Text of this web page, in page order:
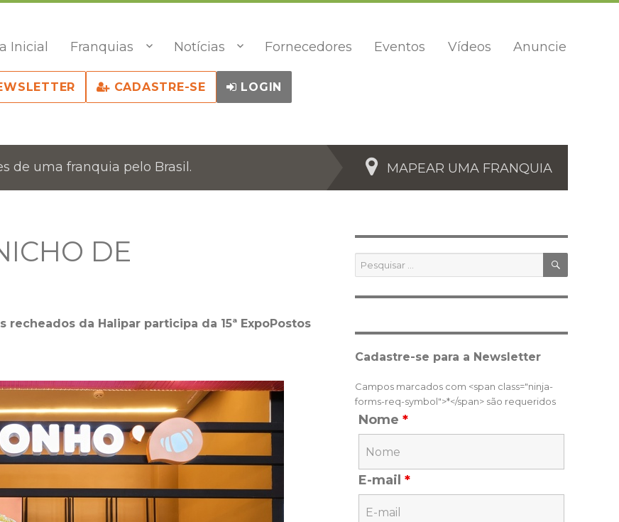
Inicial Franquias Notícias Fornecedores Eventos Vídeos Anuncie
CADASTRE-SE LOGIN
de uma franquia pelo Brasil. MAPEAR UMA FRANQUIA
DE
da Halipar participa da 15ª ExpoPostos
Pesquisar
por:
Cadastre-se para a Newsletter
Campos marcados com <span class="ninja-
forms-req-symbol">*</span> são requeridos
Nome *
E-mail *